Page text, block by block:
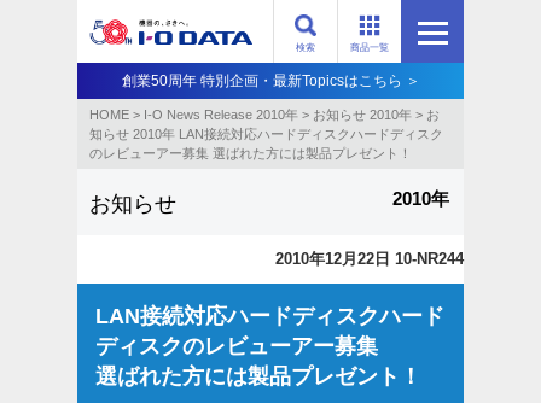
商品一覧
検索
創業50周年 特別企画・最新Topicsはこちら ＞
HOME > I-O News Release 2010年 > お知らせ 2010年 > お
知らせ 2010年 LAN接続対応ハードディスクハードディスク
のレビューアー募集 選ばれた方には製品プレゼント！
お知らせ 2010年
2010年12月22日 10-NR244
LAN接続対応ハードディスクハード
ディスクのレビューアー募集
選ばれた方には製品プレゼント！